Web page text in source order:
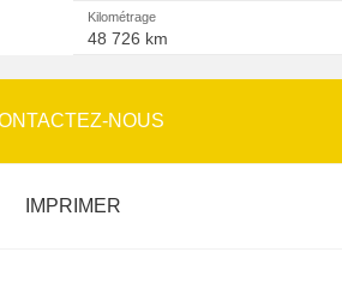
Kilométrage
48 726 km
NOUS
IMPRIMER